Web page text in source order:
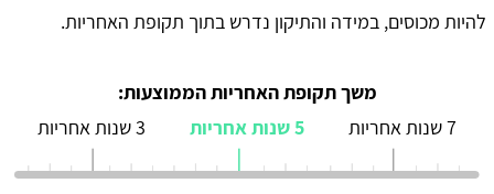
להיות מכוסים, במידה והתיקון נדרש בתוך תקופת האחריות.
משך תקופת האחריות הממוצעות:
7 שנות אחריות
5 שנות אחריות 3 שנות אחריות